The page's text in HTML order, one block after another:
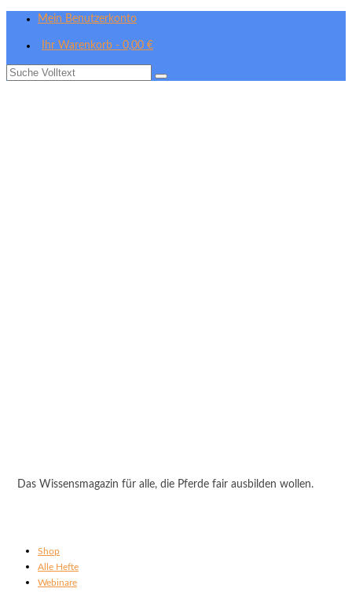
Mein Benutzerkonto
Ihr Warenkorb - 0,00 €
Suche
Das Wissensmagazin für alle, die Pferde fair ausbilden wollen.
Shop
Alle Hefte
Webinare